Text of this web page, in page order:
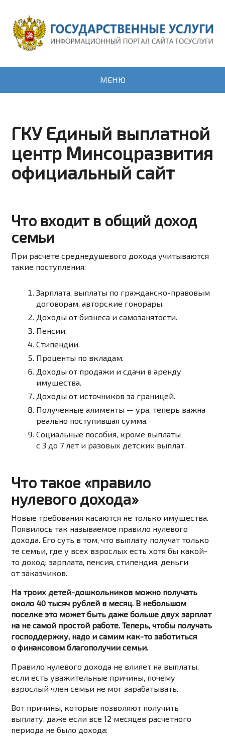
МЕНЮ
ГКУ Единый выплатной
центр Минсоцразвития
официальный сайт
Что входит в общий доход
семьи
При расчете среднедушевого дохода учитываются
такие поступления:
Зарплата, выплаты по гражданско-правовым
договорам, авторские гонорары.
Доходы от бизнеса и самозанятости.
Пенсии.
Стипендии.
Проценты по вкладам.
Доходы от продажи и сдачи в аренду
имущества.
Доходы от источников за границей.
Полученные алименты — ура, теперь важна
реально поступившая сумма.
Социальные пособия, кроме выплаты
с 3 до 7 лет и разовых детских выплат.
Что такое «правило
нулевого дохода»
Новые требования касаются не только имущества.
Появилось так называемое правило нулевого
дохода. Его суть в том, что выплату получат только
те семьи, где у всех взрослых есть хотя бы какой-
то доход: зарплата, пенсия, стипендия, деньги
от заказчиков.
На троих детей-дошкольников можно получать
около 40 тысяч рублей в месяц. В небольшом
поселке это может быть даже больше двух зарплат
на не самой простой работе. Теперь, чтобы получать
господдержку, надо и самим как-то заботиться
о финансовом благополучии семьи.
Правило нулевого дохода не влияет на выплаты,
если есть уважительные причины, почему
взрослый член семьи не мог зарабатывать.
Вот причины, которые позволяют получить
выплату, даже если все 12 месяцев расчетного
периода не было дохода: